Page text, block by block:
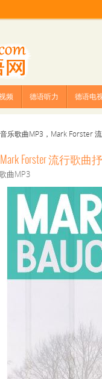
频 德语听力 德语电
乐歌曲MP3，Mark Forster
Forster 流行歌曲
曲MP3